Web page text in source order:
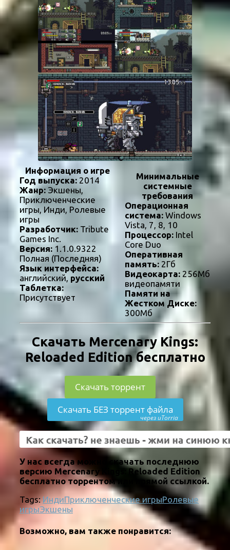
Информация о игре
Год выпуска: 2014
Жанр: Экшены,
Приключенческие
игры, Инди, Ролевые
игры
Разработчик: Tribute
Games Inc.
Версия: 1.1.0.9322
Полная (Последняя)
Язык интерфейса:
английский, русский
Таблетка:
Присутствует
Минимальные
системные
требования
Операционная
система:Windows
Vista, 7, 8, 10
Процессор:Intel
Core Duo
Оперативная
память:2Гб
Видеокарта:256Мб
видеопамяти
Памяти на
Жестком Диске:
300Мб
Скачать Mercenary Kings:
Reloaded Edition бесплатно
Скачать торрент
Скачать БЕЗ торрент файла
через uTorria
У нас всегда можно скачать последнюю
версию Mercenary Kings: Reloaded Edition
бесплатно торрентом или прямой ссылкой.
Tags: ИндиПриключенческие игрыРолевые
игрыЭкшены
Возможно, вам также понравится: